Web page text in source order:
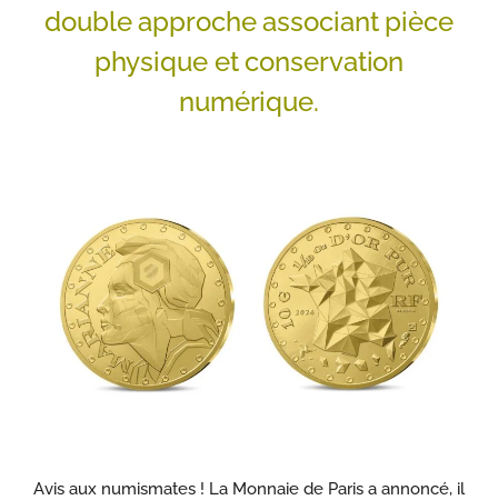
double approche associant pièce
physique et conservation
numérique.
Avis aux numismates ! La Monnaie de Paris a annoncé, il